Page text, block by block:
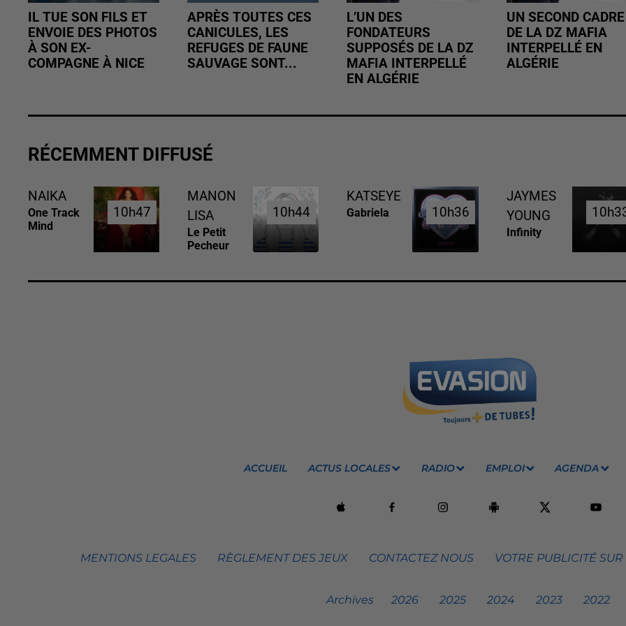
IL TUE SON FILS ET
ENVOIE DES PHOTOS
À SON EX-
COMPAGNE À NICE
APRÈS TOUTES CES
CANICULES, LES
REFUGES DE FAUNE
SAUVAGE SONT...
L’UN DES
FONDATEURS
SUPPOSÉS DE LA DZ
MAFIA INTERPELLÉ
EN ALGÉRIE
UN SECOND CADRE
DE LA DZ MAFIA
INTERPELLÉ EN
ALGÉRIE
RÉCEMMENT DIFFUSÉ
NAIKA
One Track
Mind
10h47
10h47
MANON
LISA
Le Petit
Pecheur
10h44
10h44
KATSEYE
Gabriela 10h36
10h36
JAYMES
YOUNG
Infinity
ACCUEIL ACTUS LOCALES RADIO EMPLOI AGENDA
MENTIONS LEGALES RÈGLEMENT DES JEUX CONTACTEZ NOUS VOTRE PUBLICITÉ
Archives 2026 2025 2024 2023 2022